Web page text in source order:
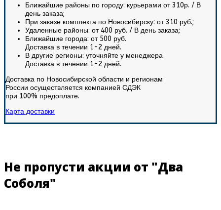
Ближайшие районы по городу: курьерами от 310р. / В
день заказа;
При заказе комплекта по Новосибирску: от 310 руб.;
Удаленные районы: от 400 руб. / В день заказа;
Ближайшие города: от 500 руб.
Доставка в течении 1-2 дней.
В другие регионы: уточняйте у менеджера
Доставка в течении 1-2 дней.
Доставка по Новосибирской области и регионам
России осуществляется компанией СДЭК
при 100% предоплате.
Карта доставки
Не пропусти акции от "Два
Соболя"